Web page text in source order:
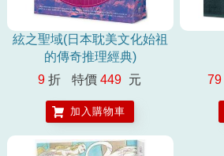
絃之聖域(日本耽美文化始祖
的傳奇推理經典)
9 折 特價 449 元
加入購物車
79